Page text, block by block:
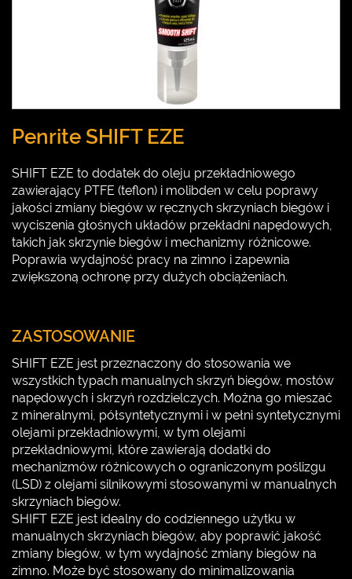
Penrite SHIFT EZE
SHIFT EZE to dodatek do oleju przekładniowego
zawierający PTFE (teflon) i molibden w celu poprawy
jakości zmiany biegów w ręcznych skrzyniach biegów i
wyciszenia głośnych układów przekładni napędowych,
takich jak skrzynie biegów i mechanizmy różnicowe.
Poprawia wydajność pracy na zimno i zapewnia
zwiększoną ochronę przy dużych obciążeniach.
ZASTOSOWANIE
SHIFT EZE jest przeznaczony do stosowania we
wszystkich typach manualnych skrzyń biegów, mostów
napędowych i skrzyń rozdzielczych. Można go mieszać
z mineralnymi, półsyntetycznymi i w pełni syntetycznymi
olejami przekładniowymi, w tym olejami
przekładniowymi, które zawierają dodatki do
mechanizmów różnicowych o ograniczonym poślizgu
(LSD) z olejami silnikowymi stosowanymi w manualnych
skrzyniach biegów.
SHIFT EZE jest idealny do codziennego użytku w
manualnych skrzyniach biegów, aby poprawić jakość
zmiany biegów, w tym wydajność zmiany biegów na
zimno. Może być stosowany do minimalizowania